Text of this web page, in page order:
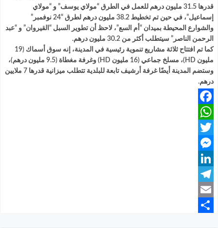
قدرها 31.5 مليون درهم للعمل في الطرق “مولاي يوسف” و “مولاي
إسماعيل”، في حين تم تخطيط 38.2 مليون درهم لطرق “24 نوفمبر”
والشوارع المحيطة بميدان “أم السع”، لاحظ أن تطوير السبل “القيروان” و “عبد
الرحمن الناصر” سيتطلب أكثر من 30.2 مليون درهم.
كما تم افتتاح ثلاثة مشاريع تنموية رئيسية في المدينة، إنه سوق أسماك (19
مليون HD)، مسلخ جماعي (16 مليون HD) وغرفة مغطاة (9.5 مليون درهم)،
وستضم المدينة أيضًا غرفة أرشيف تابعة للبلدية تتطلب ميزانية قدرها 7 ملايين
درهم.
Facebook
WhatsApp
Twitter
Messenger
LinkedIn
Telegram
Email